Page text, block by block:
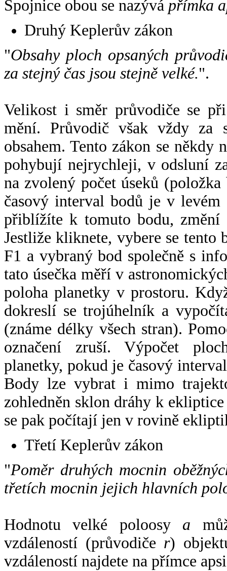
Spojnice obou se nazývá přímka
Druhý Keplerův zákon
"Obsahy ploch opsaných
za stejný čas jsou stejně velké.".
Velikost i směr průvodiče se
mění. Průvodič však vždy za
obsahem. Tento zákon se někdy
pohybují nejrychleji, v odsluní
na zvolený počet úseků
časový interval bodů je v
přiblížíte k tomuto bodu,
Jestliže kliknete, vybere se tento
F1 a vybraný bod společně s
tato úsečka měří v
poloha planetky v prostoru.
dokreslí se trojúhelník a
(známe délky všech stran).
označení zruší. Výpočet
planetky, pokud je časový
Body lze vybrat i mimo
zohledněn sklon dráhy k
se pak počítají jen v rovině
Třetí Keplerův zákon
"Poměr druhých mocnin
třetích mocnin jejich hlavních
Hodnotu velké poloosy a
vzdáleností (průvodiče r)
vzdáleností najdete na přímce